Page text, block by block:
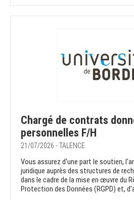
Chargé de contrats
personnelles F/H
21/07/2026 - TALENCE
Vous assurez d'une part le soutien,
juridique auprès des structures de
dans le cadre de la mise en œuvre du
Protection des Données (RGPD) et,